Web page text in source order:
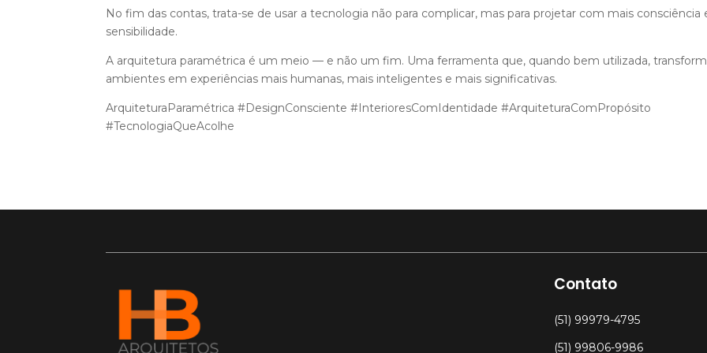
No fim das contas, trata-se de usar a tecnologia não para complicar, mas para projetar com mais consciência
sensibilidade.
A arquitetura paramétrica é um meio — e não um fim. Uma ferramenta que, quando bem utilizada,
ambientes em experiências mais humanas, mais inteligentes e mais significativas.
ArquiteturaParamétrica #DesignConsciente #InterioresComIdentidade #ArquiteturaComPropósito
#TecnologiaQueAcolhe
Contato
(51) 99979-4795
(51) 99806-9986